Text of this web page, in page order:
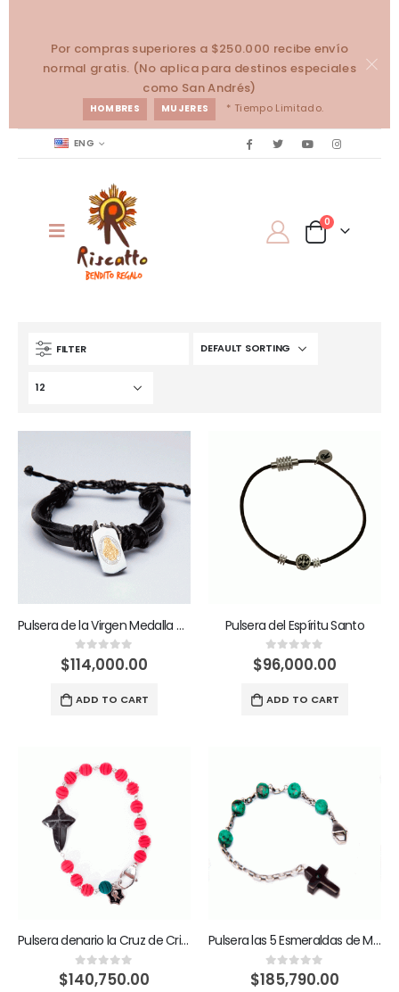
Por compras superiores a $250.000 recibe envío
normal gratis. (No aplica para destinos especiales
como San Andrés)
HOMBRES MUJERES * Tiempo Limitado.
ENG
0
FILTER
Pulsera de la Virgen Medalla Milagrosa
0 out of 5
$114,000.00
ADD TO CART
Pulsera del Espíritu Santo
0out of 5
$96,000.00
ADD TO CART
Pulsera denario la Cruz de Cristo es mi estrella camino al calvario
0out of 5
$140,750.00
Pulsera las 5 Esmeraldas de María
0out of 5
$185,790.00